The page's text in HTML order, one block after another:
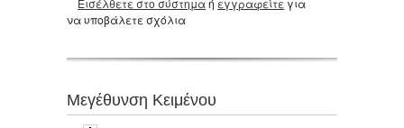
να υποβάλετε σχόλια
Μεγέθυνση Κειμένου